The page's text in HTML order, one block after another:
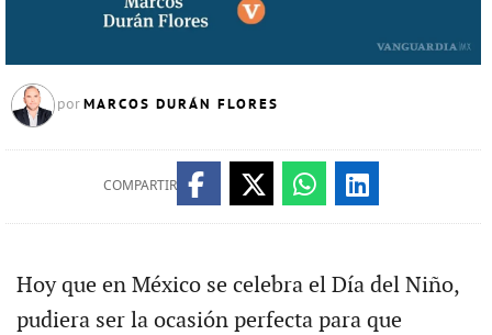
por MARCOS DURÁN FLORES
COMPARTIR
Hoy que en México se celebra el Día del Niño,
pudiera ser la ocasión perfecta para que